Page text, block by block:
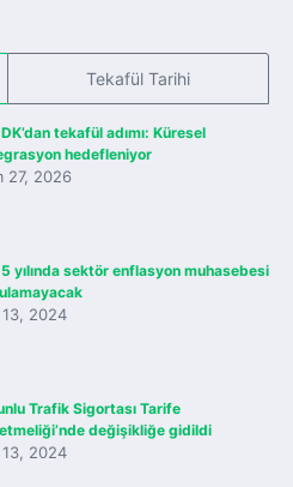
Tekafül Tarihi
tekafül adımı: Küresel
hedefleniyor
27, 2026
yılında sektör enflasyon muhasebesi
13, 2024
Trafik Sigortası Tarife
değişikliğe gidildi
13, 2024